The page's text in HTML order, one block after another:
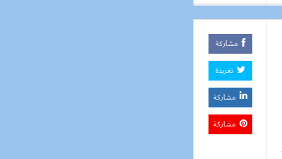
مشاركة
تغريدة
مشاركة
مشاركة